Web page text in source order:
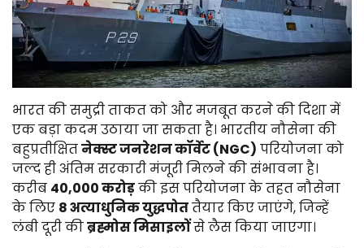
भारत की समुद्री ताकत को और मजबूत करने की दिशा में
एक बड़ा कदम उठाया जा सकता है। भारतीय नौसेना की
बहुप्रतीक्षितनेक्स्ट जनरेशन कॉर्वेट (NGC) परियोजना को
जल्द ही अंतिम सरकारी मंजूरी मिलने की संभावना है।
करीब ₹40,000 करोड़की इस परियोजना के तहत नौसेना
के लिए 8 अत्याधुनिक युद्धपोततैयार किए जाएंगे, जिन्हें
लंबी दूरी कीब्रह्मोस मिसाइलोंसे लैस किया जाएगा।